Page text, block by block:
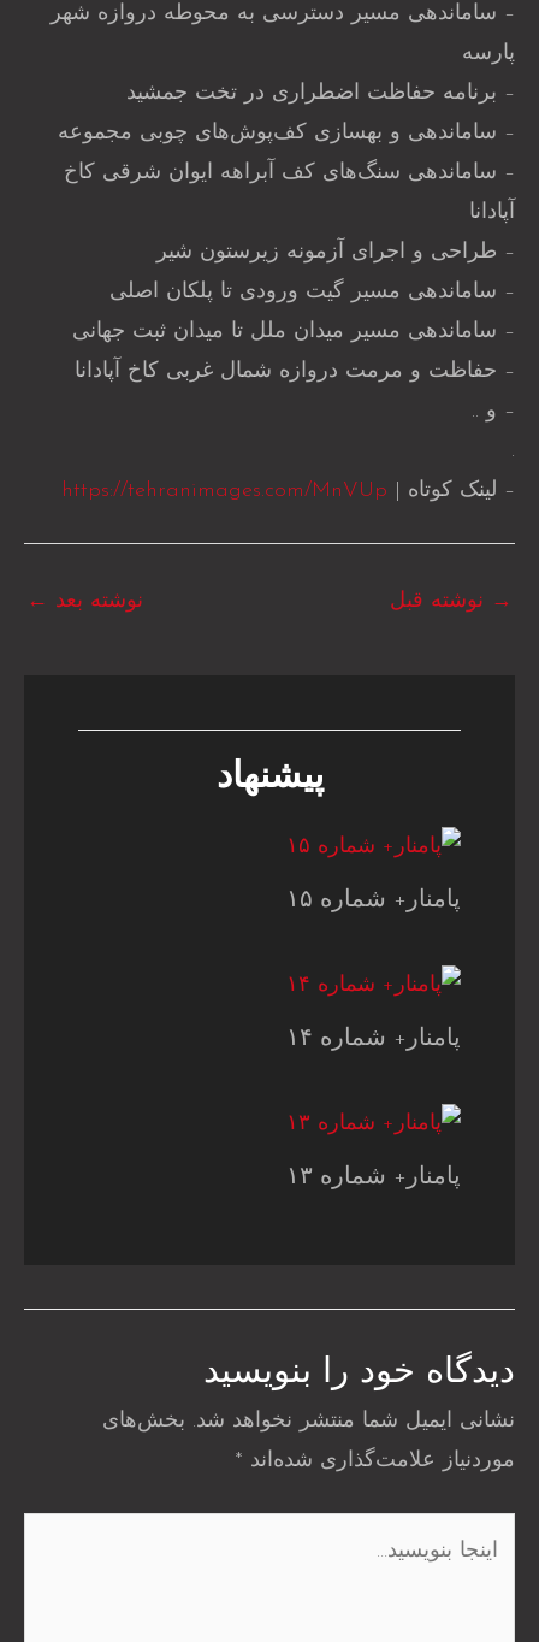
– ساماندهی مسیر دسترسی به محوطه دروازه شهر
پارسه
– برنامه حفاظت اضطراری در تخت جمشید
– ساماندهی و بهسازی کف‌پوش‌های چوبی مجموعه
– ساماندهی سنگ‌های کف آبراهه‌ ایوان شرقی کاخ
آپادانا
– طراحی و اجرای آزمونه زیرستون شیر
– ساماندهی مسیر گیت ورودی تا پلکان اصلی
– ساماندهی مسیر میدان ملل تا میدان ثبت جهانی
– حفاظت و مرمت دروازه شمال غربی کاخ آپادانا
– و ..
.
– لینک کوتاه | https://tehranimages.com/MnVUp
→ نوشته قبل نوشته بعد ←
پیشنهاد
پامنار+ شماره ۱۵
پامنار+ شماره ۱۴
پامنار+ شماره ۱۳
دیدگاه‌ خود را بنویسید
نشانی ایمیل شما منتشر نخواهد شد. بخش‌های
موردنیاز علامت‌گذاری شده‌اند *